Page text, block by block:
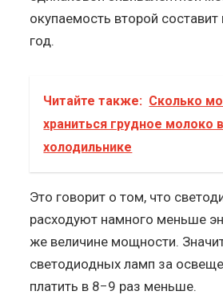
окупаемость второй
год.
Читайте также: Сколько
храниться грудное молоко в
холодильнике
Это говорит о том, что
расходуют намного меньше
же величине мощности.
светодиодных ламп за
платить в 8−9 раз меньше.